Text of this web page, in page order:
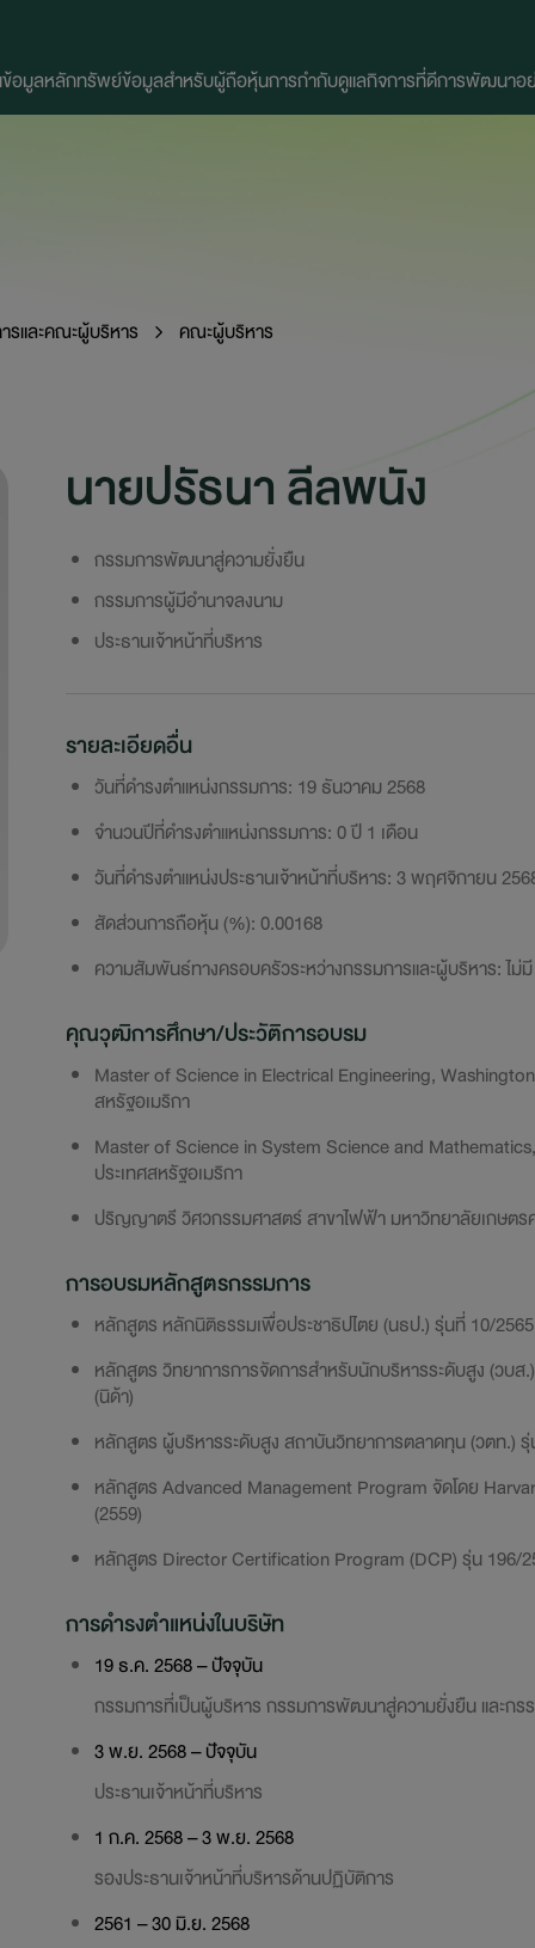
ข้อมูลหลักทรัพย์ข้อมูลสำหรับผู้ถือหุ้นการกำกับดูแลกิจการที่ดีการพัฒนาอ
รและคณะผู้บริหาร คณะผู้บริหาร
นายปรัธนา ลีลพนัง
กรรมการพัฒนาสู่ความยั่งยืน
กรรมการผู้มีอำนาจลงนาม
ประธานเจ้าหน้าที่บริหาร
รายละเอียดอื่น
วันที่ดำรงตำแหน่งกรรมการ: 19 ธันวาคม 2568
จำนวนปีที่ดำรงตำแหน่งกรรมการ: 0 ปี 1 เดือน
วันที่ดำรงตำแหน่งประธานเจ้าหน้าที่บริหาร: 3 พฤศจิกายน
สัดส่วนการถือหุ้น (%): 0.00168
ความสัมพันธ์ทางครอบครัวระหว่างกรรมการและผู้บริหาร: ไม่มี
คุณวุฒิการศึกษา/ประวัติการอบรม
Master of Science in Electrical Engineering,
สหรัฐอเมริกา
Master of Science in System Science and
ประเทศสหรัฐอเมริกา
ปริญญาตรี วิศวกรรมศาสตร์ สาขาไฟฟ้า มหาวิทยาลัยเกษตร
การอบรมหลักสูตรกรรมการ
หลักสูตร หลักนิติธรรมเพื่อประชาธิปไตย (นธป.) รุ่นที่ 10/
หลักสูตร วิทยาการการจัดการสำหรับนักบริหารระดับสูง (ว
(นิด้า)
หลักสูตร ผู้บริหารระดับสูง สถาบันวิทยาการตลาดทุน (วตท.)
หลักสูตร Advanced Management Program จัดโดย
(2559)
หลักสูตร Director Certification Program (DCP) รุ่น 196/
การดำรงตำแหน่งในบริษัท
19 ธ.ค. 2568 – ปัจจุบัน
กรรมการที่เป็นผู้บริหาร กรรมการพัฒนาสู่ความยั่งยืน และกร
3 พ.ย. 2568 – ปัจจุบัน
ประธานเจ้าหน้าที่บริหาร
1 ก.ค. 2568 – 3 พ.ย. 2568
รองประธานเจ้าหน้าที่บริหารด้านปฏิบัติการ
2561 – 30 มิ.ย. 2568